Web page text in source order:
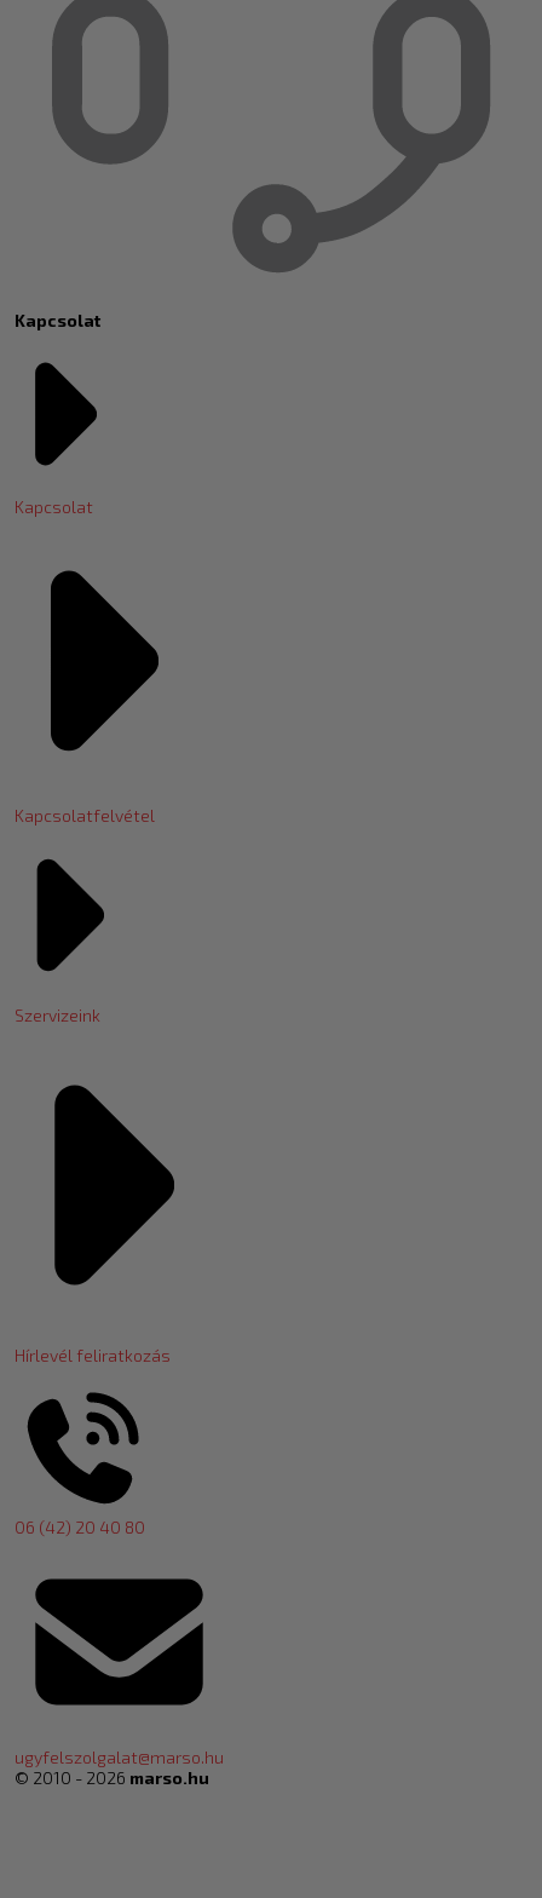
Kapcsolat
Kapcsolat
Kapcsolatfelvétel
Szervizeink
Hírlevél feliratkozás
06 (42) 20 40 80
ugyfelszolgalat@marso.hu
© 2010 - 2026 marso.hu